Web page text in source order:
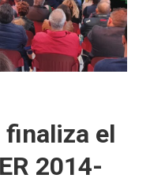
finaliza el
2014-